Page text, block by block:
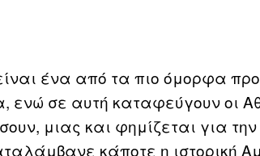
ένα από τα πιο όμορφα
ενώ σε αυτή καταφεύγουν οι
μιας και φημίζεται για
κάποτε η ιστορική